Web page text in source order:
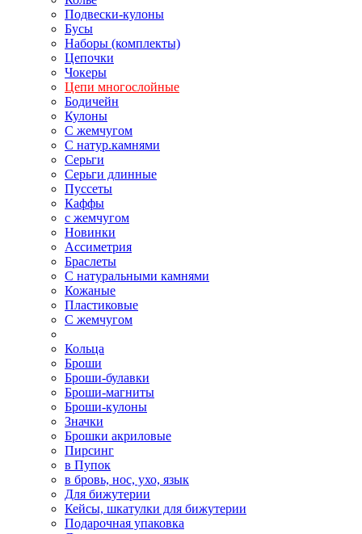
Подвески-кулоны
Бусы
Наборы (комплекты)
Цепочки
Чокеры
Цепи многослойные
Бодичейн
Кулоны
С жемчугом
С натур.камнями
Серьги
Серьги длинные
Пуссеты
Каффы
с жемчугом
Новинки
Ассиметрия
Браслеты
С натуральными камнями
Кожаные
Пластиковые
С жемчугом
Кольца
Броши
Броши-булавки
Броши-магниты
Броши-кулоны
Значки
Брошки акриловые
Пирсинг
в Пупок
в бровь, нос, ухо, язык
Для бижутерии
Кейсы, шкатулки для бижутерии
Подарочная упаковка